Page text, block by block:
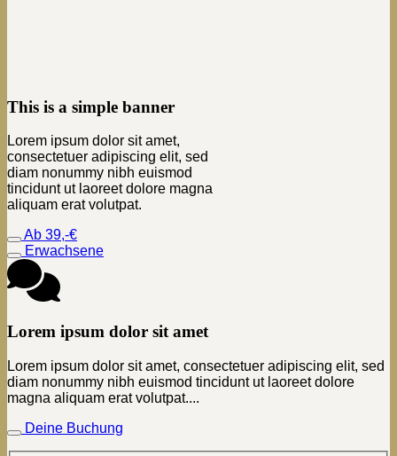
This is a simple banner
Lorem ipsum dolor sit amet,
consectetuer adipiscing elit, sed
diam nonummy nibh euismod
tincidunt ut laoreet dolore magna
aliquam erat volutpat.
Ab 39,-€
Erwachsene
Lorem ipsum dolor sit amet
Lorem ipsum dolor sit amet, consectetuer adipiscing elit, sed
diam nonummy nibh euismod tincidunt ut laoreet dolore
magna aliquam erat volutpat....
Deine Buchung